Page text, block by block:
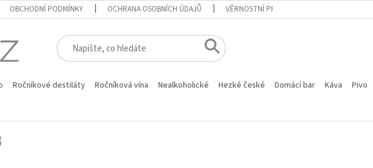
OBCHODNÍ PODMÍNKY OCHRANA OSOBNÍCH ÚDAJŮ VĚRNOSTNÍ PROGRAM
Ročníkové destiláty Ročníková vína Nealkoholické Hezké české Domácí bar Káva Pivo